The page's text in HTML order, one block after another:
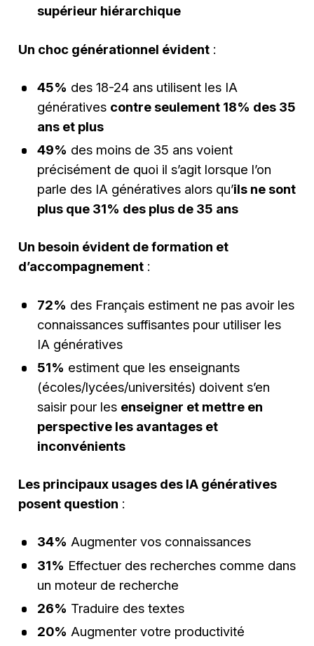
supérieur hiérarchique
Un choc générationnel évident :
45% des 18-24 ans utilisent les IA
génératives contre seulement 18% des 35
ans et plus
49% des moins de 35 ans voient
précisément de quoi il s’agit lorsque l’on
parle des IA génératives alors qu’ils ne sont
plus que 31% des plus de 35 ans
Un besoin évident de formation et
d’accompagnement :
72% des Français estiment ne pas avoir les
connaissances suffisantes pour utiliser les
IA génératives
51% estiment que les enseignants
(écoles/lycées/universités) doivent s’en
saisir pour les enseigner et mettre en
perspective les avantages et
inconvénients
Les principaux usages des IA génératives
posent question :
34% Augmenter vos connaissances
31% Effectuer des recherches comme dans
un moteur de recherche
26% Traduire des textes
20% Augmenter votre productivité